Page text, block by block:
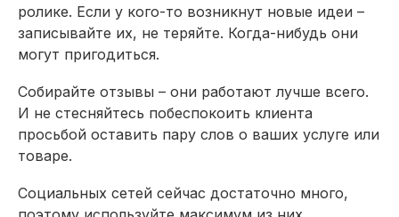
ролике. Если у кого-то возникнут новые идеи –
записывайте их, не теряйте. Когда-нибудь они
могут пригодиться.
Собирайте отзывы – они работают лучше всего.
И не стесняйтесь побеспокоить клиента
просьбой оставить пару слов о ваших услуге или
товаре.
Социальных сетей сейчас достаточно много,